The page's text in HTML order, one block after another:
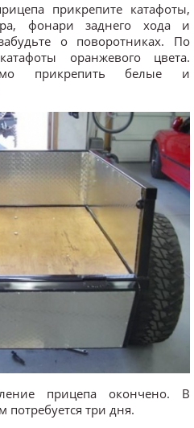
прикрепите катафоты,
фонари заднего хода и
о поворотниках. По
оранжевого цвета.
прикрепить белые и
прицепа окончено. В
потребуется три дня.